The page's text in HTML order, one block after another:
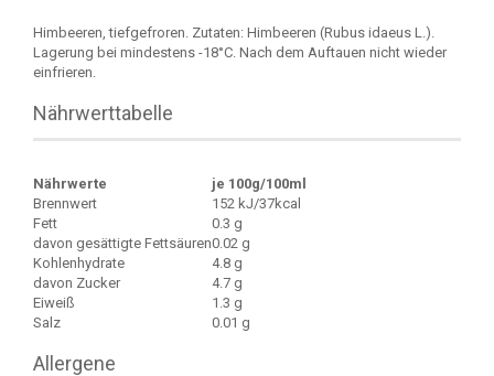
Himbeeren, tiefgefroren. Zutaten: Himbeeren (Rubus idaeus L.).
Lagerung bei mindestens -18°C. Nach dem Auftauen nicht wieder
einfrieren.
Nährwerttabelle
Nährwerte
je 100g/100ml
Brennwert
152 kJ/37kcal
Fett
0.3 g
davon gesättigte Fettsäuren0.02 g
Kohlenhydrate
4.8 g
davon Zucker
4.7 g
Eiweiß
1.3 g
Salz
0.01 g
Allergene